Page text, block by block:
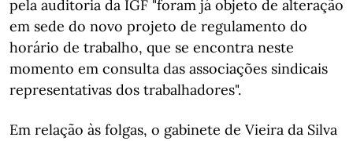
pela auditoria da IGF "foram já objeto de alteração
em sede do novo projeto de regulamento do
horário de trabalho, que se encontra neste
momento em consulta das associações sindicais
representativas dos trabalhadores".
Em relação às folgas, o gabinete de Vieira da Silva